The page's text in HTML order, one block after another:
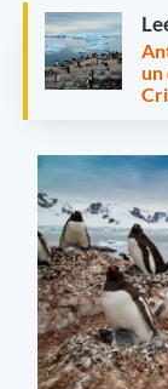
un